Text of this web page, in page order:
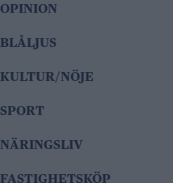
OPINION
BLÅLJUS
KULTUR/NÖJE
SPORT
NÄRINGSLIV
FASTIGHETSKÖP